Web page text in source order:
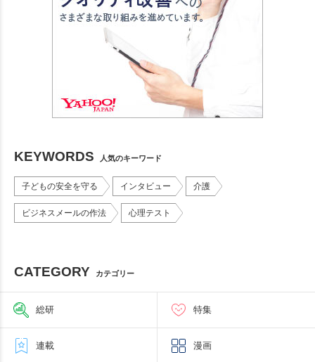
KEYWORDS 人気のキーワード
子どもの安全を守る インタビュー 介護
ビジネスメールの作法 心理テスト
CATEGORY カテゴリー
総研 特集
連載 漫画